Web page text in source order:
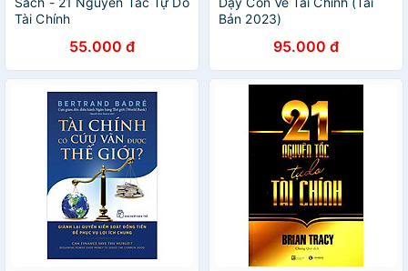
Tài Chính
55.000 đ
Bản 2023)
95.000 đ